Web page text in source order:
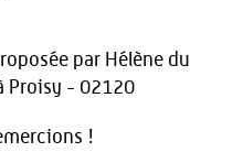
par Hélène du
Proisy - 02120
!